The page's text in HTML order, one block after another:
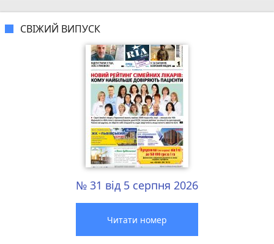
СВІЖИЙ ВИПУСК
№ 31 від 5 серпня 2026
Читати номер